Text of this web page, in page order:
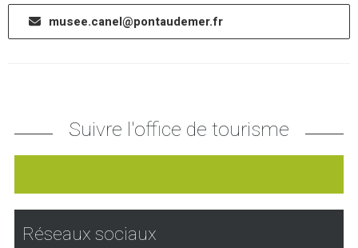
musee.canel@pontaudemer.fr
Suivre l'office de tourisme
Réseaux sociaux